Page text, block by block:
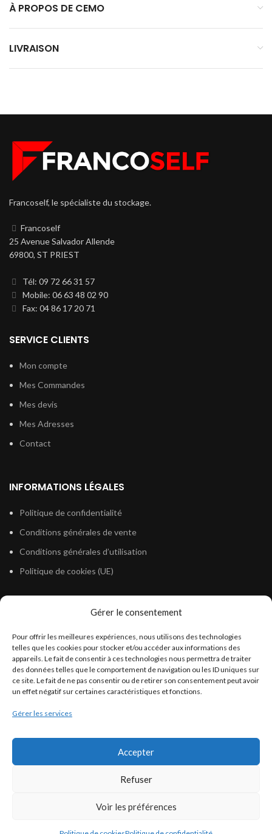
Gérer le consentement
Pour offrir les meilleures expériences, nous utilisons des technologies
telles que les cookies pour stocker et/ou accéder aux informations des
appareils. Le fait de consentir à ces technologies nous permettra de traiter
des données telles que le comportement de navigation ou les ID uniques sur
ce site. Le fait de ne pas consentir ou de retirer son consentement peut avoir
un effet négatif sur certaines caractéristiques et fonctions.
Gérer les services
Accepter
Refuser
Voir les préférences
À PROPOS DE CEMO
LIVRAISON
Francoself, le spécialiste du stockage.
Francoself
25 Avenue Salvador Allende
69800, ST PRIEST
Tél: 09 72 66 31 57
Mobile: 06 63 48 02 90
Fax: 04 86 17 20 71
SERVICE CLIENTS
Mon compte
Mes Commandes
Mes devis
Mes Adresses
Contact
INFORMATIONS LÉGALES
Politique de confidentialité
Conditions générales de vente
Conditions générales d’utilisation
Politique de cookies (UE)
Législation Gasoil Fioul GNR
Législation Essence
Législation Adblue
Législation Eau
Législation Lubrifiant
Législation Phytosanitaire